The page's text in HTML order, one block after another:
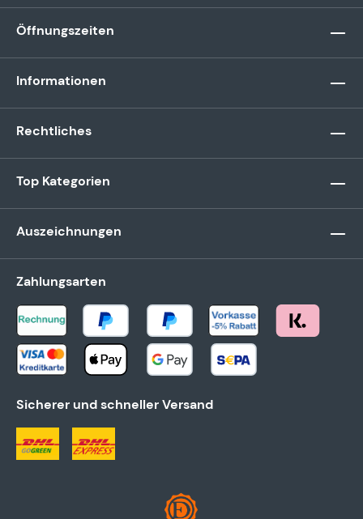
Öffnungszeiten
Informationen
Rechtliches
Top Kategorien
Auszeichnungen
Zahlungsarten
Sicherer und schneller Versand